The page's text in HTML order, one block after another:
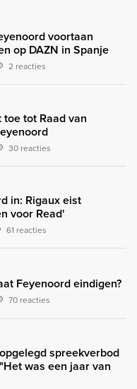
voortaan
op DAZN in Spanje
2 reacties
tot Raad van
30 reacties
in: Rigaux eist
voor Read'
61 reacties
Feyenoord eindigen?
70 reacties
spreekverbod
was een jaar van